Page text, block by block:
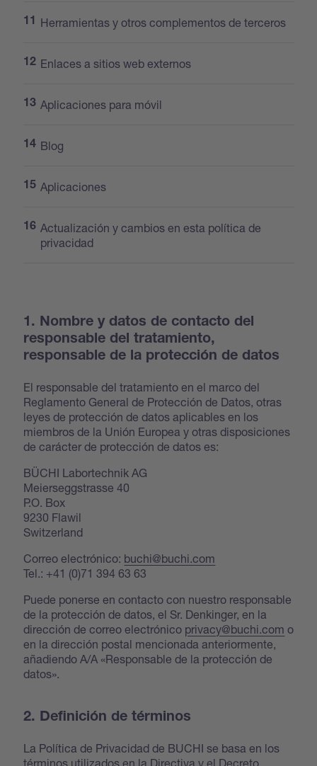
Herramientas y otros complementos de terceros
Enlaces a sitios web externos
Aplicaciones para móvil
Blog
Aplicaciones
Actualización y cambios en esta política de
privacidad
1. Nombre y datos de contacto del
responsable del tratamiento,
responsable de la protección de datos
El responsable del tratamiento en el marco del
Reglamento General de Protección de Datos, otras
leyes de protección de datos aplicables en los
miembros de la Unión Europea y otras disposiciones
de carácter de protección de datos es:
BÜCHI Labortechnik AG
Meierseggstrasse 40
P.O. Box
9230 Flawil
Switzerland
Correo electrónico: buchi@buchi.com
Tel.: +41 (0)71 394 63 63
Puede ponerse en contacto con nuestro responsable
de la protección de datos, el Sr. Denkinger, en la
dirección de correo electrónico privacy@buchi.com o
en la dirección postal mencionada anteriormente,
añadiendo A/A «Responsable de la protección de
datos».
2. Definición de términos
La Política de Privacidad de BUCHI se basa en los
términos utilizados en la Directiva y el Decreto